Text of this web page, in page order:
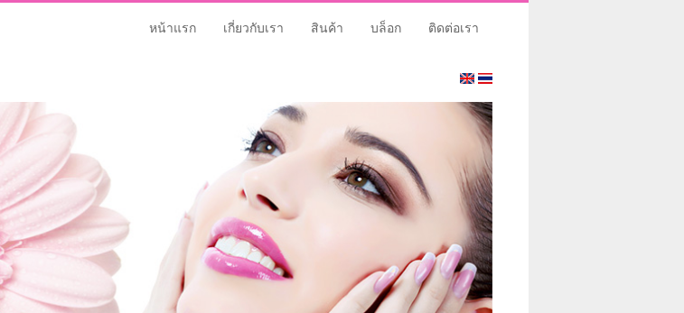
หน้าแรก เกี่ยวกับเรา สินค้า บล็อก ติดต่อเรา